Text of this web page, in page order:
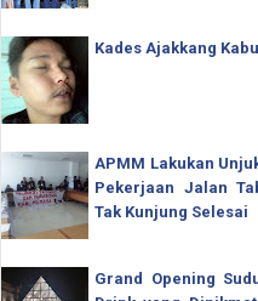
Kades Ajakkang
APMM Lakukan
Pekerjaan Jalan
Tak Kunjung Selesai
Grand Opening